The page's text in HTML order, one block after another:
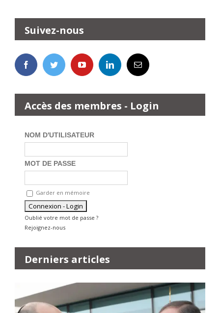
Suivez-nous
Accès des membres - Login
NOM D'UTILISATEUR
MOT DE PASSE
Garder en mémoire
Oublié votre mot de passe ?
Rejoignez-nous
Derniers articles